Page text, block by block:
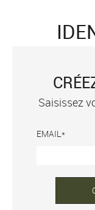
Saisissez
EMAIL